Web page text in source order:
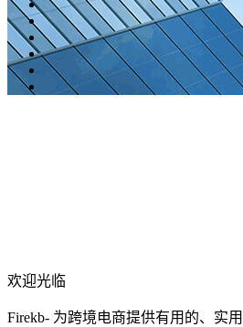
欢迎光临
Firekb- 为跨境电商提供有用的、实用